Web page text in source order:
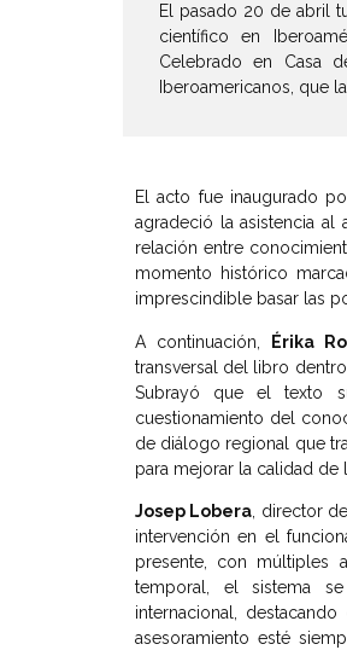
El pasado 20 de abril
científico en
Celebrado en Casa
Iberoamericanos, que
El acto fue inaugurado
agradeció la asistencia
relación entre
momento histórico
imprescindible basar las
A continuación, Érika
transversal del libro
Subrayó que el texto
cuestionamiento del
de diálogo regional que
para mejorar la calidad de
Josep Lobera , director
intervención en el
presente, con múltiples
temporal, el sistema
internacional,
asesoramiento esté